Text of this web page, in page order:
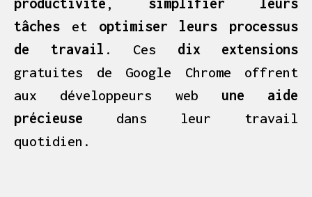
tâches et optimiser leurs processus
de travail . Ces dix extensions
gratuites de Google Chrome offrent
aux développeurs web une aide
précieuse dans leur travail
quotidien.